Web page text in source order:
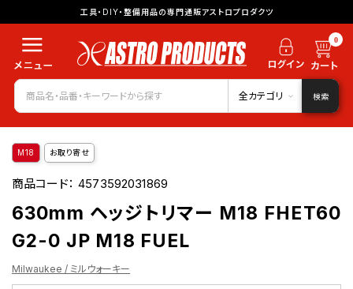
工具・DIY・整備用品の専門通販アストロプロダクツ
0
全カテゴリ 検索
M18 お取り寄せ
商品コード：4573592031869
630mm ヘッジトリマー M18 FHET60
G2-0 JP M18 FUEL
Milwaukee / ミルウォーキー